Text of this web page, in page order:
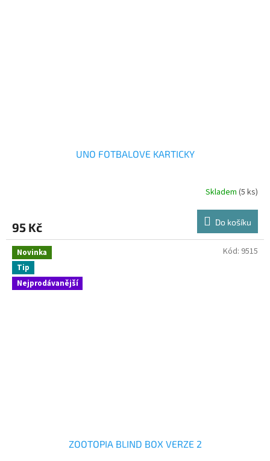
UNO FOTBALOVE KARTICKY
Skladem (5 ks)
95 Kč Do košíku
Novinka
Tip
Nejprodávanější
ZOOTOPIA BLIND BOX VERZE 2
Kód: 9515